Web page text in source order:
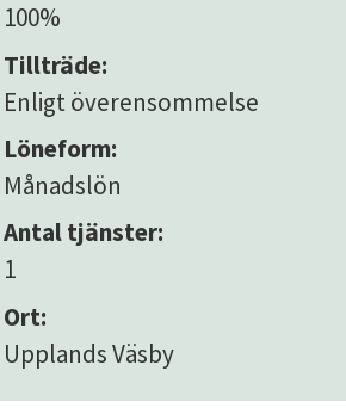
100%
Tillträde:
Enligt överensommelse
Löneform:
Månadslön
Antal tjänster:
1
Ort:
Upplands Väsby